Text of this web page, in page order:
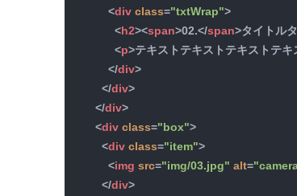
<div class="txtWrap">
<h2><span>02.</span>タイトル
<p>テキストテキストテキストテ
</div>
</div>
</div>
<div class="box">
<div class="item">
<img src="img/03.jpg" alt=
</div>